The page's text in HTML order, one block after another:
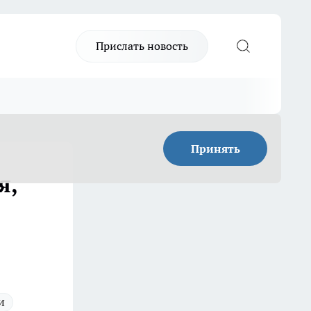
Прислать новость
Принять